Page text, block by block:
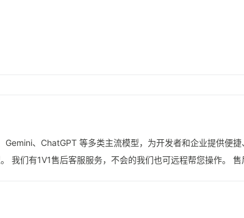
、ChatGPT 等多类主流模型，为开发者和企业提供便
我们有1V1售后客服服务，不会的我们也可远程帮您操作。